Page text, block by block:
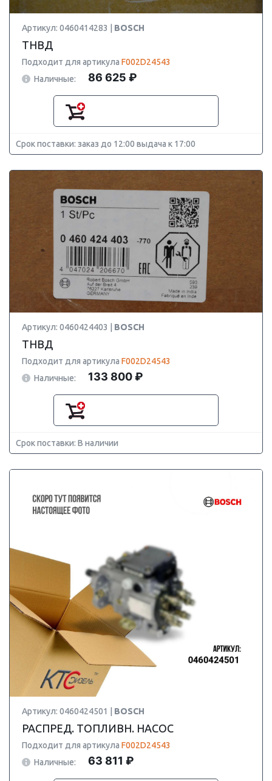
Артикул: 0460414283 | BOSCH
ТНВД
Подходит для артикула F002D24543
Наличные:
86 625 ₽
Срок поставки: заказ до 12:00 выдача к 17:00
Артикул: 0460424403 | BOSCH
ТНВД
Подходит для артикула F002D24543
Наличные:
133 800 ₽
Срок поставки: В наличии
Артикул: 0460424501 | BOSCH
РАСПРЕД. ТОПЛИВН. НАСОС
Подходит для артикула F002D24543
Наличные:
63 811 ₽